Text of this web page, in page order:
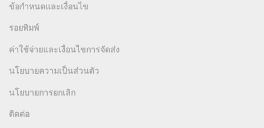
ข้อกำหนดและเงื่อนไข
รอยพิมพ์
ค่าใช้จ่ายและเงื่อนไขการจัดส่ง
นโยบายความเป็นส่วนตัว
นโยบายการยกเลิก
ติดต่อ